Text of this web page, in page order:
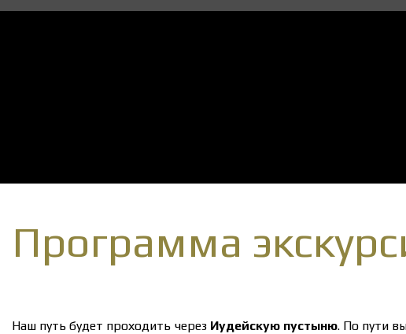
Программа
Наш путь будет проходить через Иудейскую пустыню. По пути